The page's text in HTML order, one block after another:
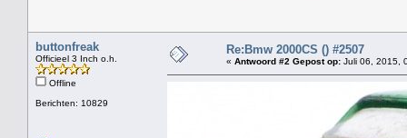
buttonfreak
Officieel 3 Inch o.h.
Offline
Berichten: 10829
Re:Bmw 2000CS () #2507
« Antwoord #2 Gepost op: Juli 06, 2015,